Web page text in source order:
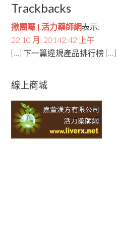
Trackbacks
揪團囉 | 活力藥師網表示:
22 10 月, 20142:42 上午
[…] 下一篇違規產品排行榜 […]
線上商城